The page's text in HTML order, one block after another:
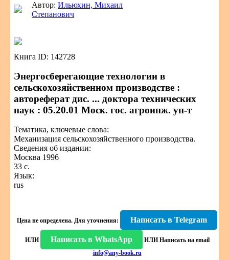
Автор:Ильюхин, Михаил
Степанович
Книга ID: 142728
Энергосберегающие технологии в
сельскохозяйственном производстве :
автореферат дис. ... доктора технических
наук : 05.20.01 Моск. гос. агроинж. ун-т
Тематика, ключевые слова:
Механизация сельскохозяйственного производства.
Сведения об издании:
Москва 1996
33 с.
Язык:
rus
Цена не определена. Для уточнения: Написать в Telegram
ИЛИ Написать в WhatsApp ИЛИ Написать на email
info@any-book.ru